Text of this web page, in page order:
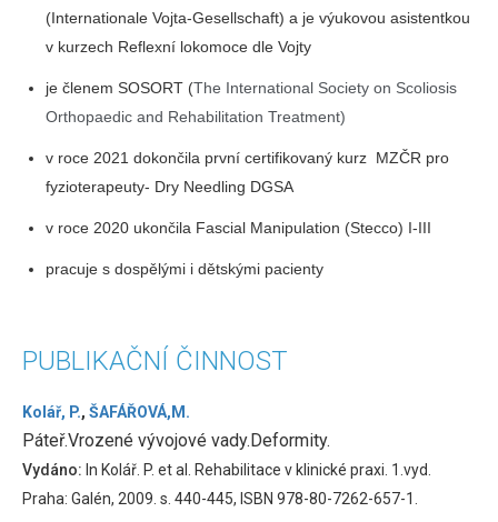
(Internationale Vojta-Gesellschaft) a je výukovou asistentkou
v kurzech Reflexní lokomoce dle Vojty
je členem SOSORT (The International Society on Scoliosis
Orthopaedic and Rehabilitation Treatment)
v roce 2021 dokončila první certifikovaný kurz MZČR pro
fyzioterapeuty- Dry Needling DGSA
v roce 2020 ukončila Fascial Manipulation (Stecco) I-III
pracuje s dospělými i dětskými pacienty
PUBLIKAČNÍ ČINNOST
Kolář, P., ŠAFÁŘOVÁ,M.
Páteř.Vrozené vývojové vady.Deformity.
Vydáno: In Kolář. P. et al. Rehabilitace v klinické praxi. 1.vyd.
Praha: Galén, 2009. s. 440-445, ISBN 978-80-7262-657-1.